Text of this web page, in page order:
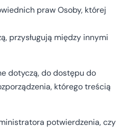
praw Osoby, której
przysługują między innymi
dotyczą, do dostępu do
którego treścią
potwierdzenia, czy